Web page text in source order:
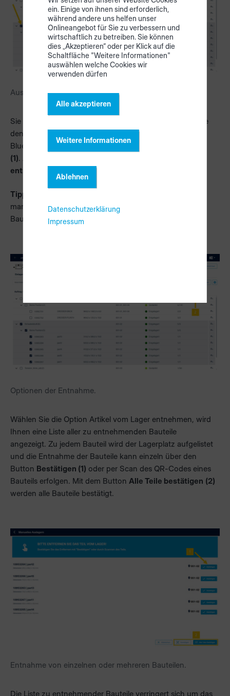
Auswahl zu entnehmender Bauteile.
Sie können jetzt Bauteil für Bauteil entnehmen indem Sie
den QR-Code jedes Bauteils mit dem verbundenen
Bluetooth-Scanner oder der Tablet-Kamera
(1). Alternativ können Sie den Button
entnehmen (2)
anklicken.
Tipp:
markieren, sondern können sofort den QR-Code eines
Bauteils scannen.
Optionen der Entnahme.
Wählen Sie die Option Artikel vom Lager entnehmen, wird
Ihnen eine Liste aller zu entnehmenden Bauteile
angezeigt. Zu jedem Bauteil wird der Lagerplatz aufgelistet
und die Entnahme der Bauteile kann einzeln über den
Button Bestätigen (1) oder per Scan des QR-Codes eines
Bauteils erfolgen. Mit dem Button Alle Teile bestätigen (2)
werden alle Bauteile bestätigt.
Entnahme von einzelnen oder mehreren Bauteilen.
Die Liste zu entnehmender Bauteile verringert sich um das
ein. Einige von ihnen sind erforderlich,
während andere uns helfen unser
Onlineangebot für Sie zu verbessern und
wirtschaftlich zu betreiben. Sie können
dies „Akzeptieren“ oder per Klick auf die
Schaltfläche "Weitere Informationen"
auswählen welche Cookies wir
verwenden dürfen
Alle akzeptieren
Weitere Informationen
Ablehnen
Datenschutzerklärung
Impressum